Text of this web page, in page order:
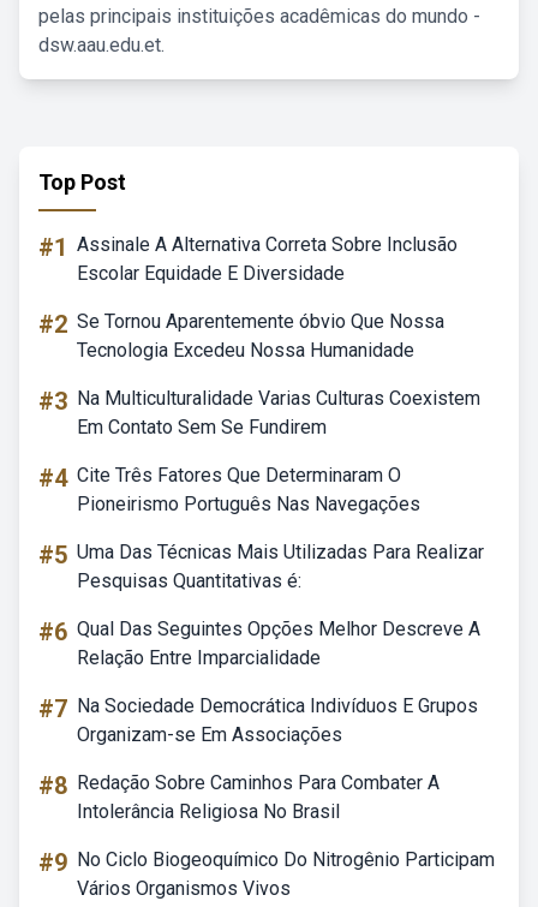
pelas principais instituições acadêmicas do mundo -
dsw.aau.edu.et.
Top Post
#1 Assinale A Alternativa Correta Sobre Inclusão
Escolar Equidade E Diversidade
#2 Se Tornou Aparentemente óbvio Que Nossa
Tecnologia Excedeu Nossa Humanidade
#3 Na Multiculturalidade Varias Culturas Coexistem
Em Contato Sem Se Fundirem
#4 Cite Três Fatores Que Determinaram O
Pioneirismo Português Nas Navegações
#5 Uma Das Técnicas Mais Utilizadas Para Realizar
Pesquisas Quantitativas é:
#6 Qual Das Seguintes Opções Melhor Descreve A
Relação Entre Imparcialidade
#7 Na Sociedade Democrática Indivíduos E Grupos
Organizam-se Em Associações
#8 Redação Sobre Caminhos Para Combater A
Intolerância Religiosa No Brasil
#9 No Ciclo Biogeoquímico Do Nitrogênio Participam
Vários Organismos Vivos